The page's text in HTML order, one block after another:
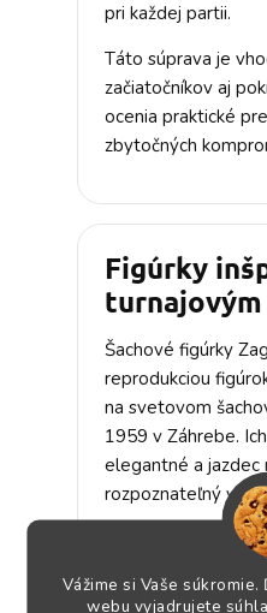
Vážime si Vaše
webu vyjadrujete
pri každej partii.
Táto súprava je
začiatočníkov aj
ocenia praktické
zbytočných
Figúrky
Šachové figúrky
reprodukciou
na svetovom
1959 v Záhrebe.
elegantné a jazdec
rozpoznateľný
Všetky figúrky majú
zakrivenie bez
robí príjemnú voľbu